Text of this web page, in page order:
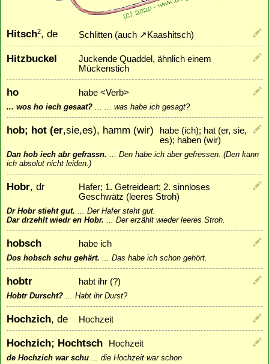
Hitsch2, de Schlitten (auch ↗ Kaashitsch)
Hitzbuckel
Juckende Quaddel, ähnlich einem
Mückenstich
ho habe <Verb>
... wos ho iech gesaat? ... was habe ich gesagt?
hob; hot (er,sie,es), hamm (wir)
habe (ich); hat (er, sie,
es); haben (wir)
Dan hob iech abr gefrassn.
Den habe ich aber gefressen. (Den kann
ich absolut nicht leiden.)
Hobr, dr
Hafer; 1. Getreideart; 2. sinnloses
Geschwätz (leeres Stroh)
Dr Hobr stieht gut.
Der Hafer steht gut.
Dar drzehlt wiedr en Hobr.
Der erzählt wieder leeres Stroh.
hobsch habe ich
Dos hobsch schu gehärt. Das habe ich schon gehört.
hobtr habt ihr (?)
Hobtr Durscht? Habt ihr Durst?
Hochzich, de Hochzeit
Hochzich; Hochtsch Hochzeit
de Hochzich war schu die Hochzeit war schon